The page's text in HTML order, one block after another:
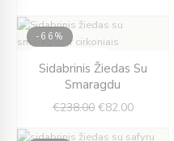
-66%
Sidabrinis Žiedas Su
Smaragdu
€238.00
Original
price
was:
€238.00.
€82.00
price
€82.00.